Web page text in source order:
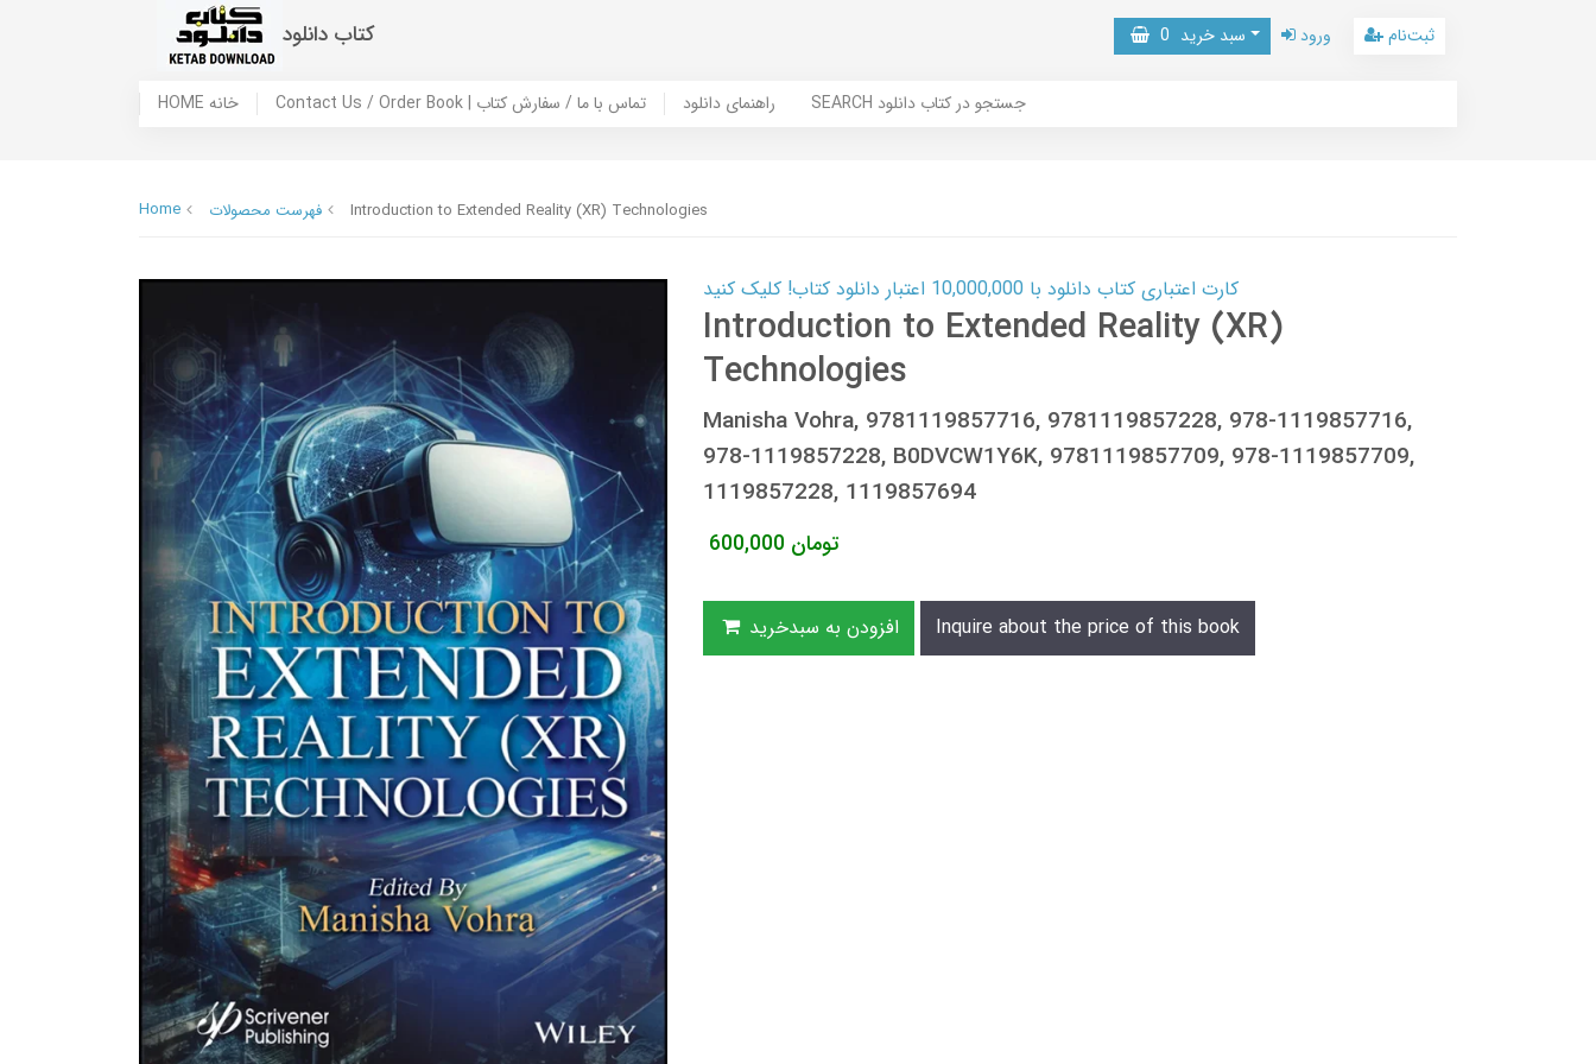
کتاب دانلود سبد خرید 0 ورود ثبت‌نام
HOME خانه Contact Us / Order Book | تماس با ما / سفارش کتاب راهنمای دانلود SEARCH جستجو در کتاب دانلود
Home فهرست محصولات Introduction to Extended Reality (XR) Technologies
کارت اعتباری کتاب دانلود با 10,000,000 اعتبار دانلود کتاب! کلیک کنید
Introduction to Extended Reality (XR)
Technologies
Manisha Vohra, 9781119857716, 9781119857228, 978-1119857716,
978-1119857228, B0DVCW1Y6K, 9781119857709, 978-1119857709,
1119857228, 1119857694
600,000 تومان
افزودن به سبدخرید Inquire about the price of this book